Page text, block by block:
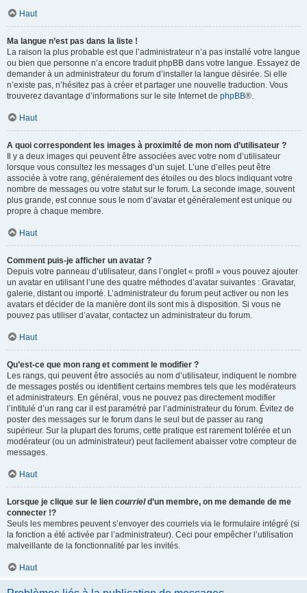
Haut
Ma langue n’est pas dans la liste !
La raison la plus probable est que l’administrateur n’a pas installé votre langue
ou bien que personne n’a encore traduit phpBB dans votre langue. Essayez de
demander à un administrateur du forum d’installer la langue désirée. Si elle
n’existe pas, n’hésitez pas à créer et partager une nouvelle traduction. Vous
trouverez davantage d’informations sur le site Internet de phpBB®.
Haut
A quoi correspondent les images à proximité de mon nom d’utilisateur ?
Il y a deux images qui peuvent être associées avec votre nom d’utilisateur
lorsque vous consultez les messages d’un sujet. L’une d’elles peut être
associée à votre rang, généralement des étoiles ou des blocs indiquant votre
nombre de messages ou votre statut sur le forum. La seconde image, souvent
plus grande, est connue sous le nom d’avatar et généralement est unique ou
propre à chaque membre.
Haut
Comment puis-je afficher un avatar ?
Depuis votre panneau d’utilisateur, dans l’onglet « profil » vous pouvez ajouter
un avatar en utilisant l’une des quatre méthodes d’avatar suivantes : Gravatar,
galerie, distant ou importé. L’administrateur du forum peut activer ou non les
avatars et décider de la manière dont ils sont mis à disposition. Si vous ne
pouvez pas utiliser d’avatar, contactez un administrateur du forum.
Haut
Qu’est-ce que mon rang et comment le modifier ?
Les rangs, qui peuvent être associés au nom d’utilisateur, indiquent le nombre
de messages postés ou identifient certains membres tels que les modérateurs
et administrateurs. En général, vous ne pouvez pas directement modifier
l’intitulé d’un rang car il est paramétré par l’administrateur du forum. Évitez de
poster des messages sur le forum dans le seul but de passer au rang
supérieur. Sur la plupart des forums, cette pratique est rarement tolérée et un
modérateur (ou un administrateur) peut facilement abaisser votre compteur de
messages.
Haut
Lorsque je clique sur le lien courrield’un membre, on me demande de me
connecter !?
Seuls les membres peuvent s’envoyer des courriels via le formulaire intégré (si
la fonction a été activée par l’administrateur). Ceci pour empêcher l’utilisation
malveillante de la fonctionnalité par les invités.
Haut